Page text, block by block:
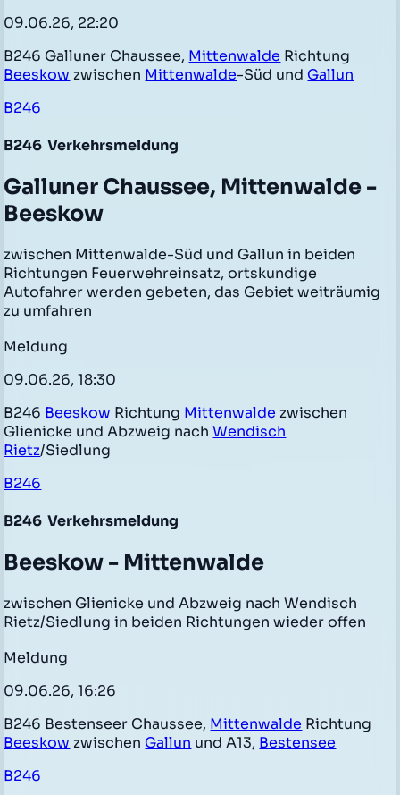
09.06.26, 22:20
B246 Galluner Chaussee, Mittenwalde Richtung
Beeskow zwischen Mittenwalde-Süd und Gallun
B246
B246 Verkehrsmeldung
Galluner Chaussee, Mittenwalde -
Beeskow
zwischen Mittenwalde-Süd und Gallun in beiden
Richtungen Feuerwehreinsatz, ortskundige
Autofahrer werden gebeten, das Gebiet weiträumig
zu umfahren
Meldung
09.06.26, 18:30
B246 Beeskow Richtung Mittenwalde zwischen
Glienicke und Abzweig nachWendisch
Rietz/Siedlung
B246
B246 Verkehrsmeldung
Beeskow - Mittenwalde
zwischen Glienicke und Abzweig nach Wendisch
Rietz/Siedlung in beiden Richtungen wieder offen
Meldung
09.06.26, 16:26
B246 Bestenseer Chaussee, Mittenwalde Richtung
Beeskow zwischen Gallun und A13, Bestensee
B246